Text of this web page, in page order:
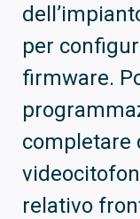
per
firmware.
completare
relativo